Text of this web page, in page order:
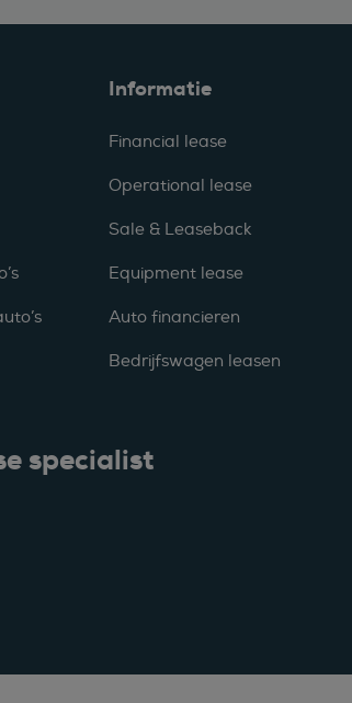
Informatie
Financial lease
Operational lease
Sale & Leaseback
Equipment lease
Auto financieren
Bedrijfswagen leasen
specialist